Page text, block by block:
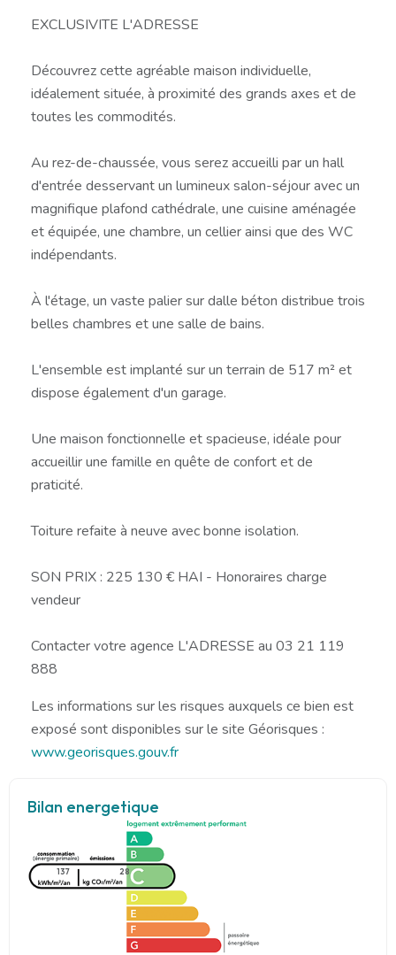
EXCLUSIVITE L'ADRESSE
Découvrez cette agréable maison individuelle,
idéalement située, à proximité des grands axes et de
toutes les commodités.
Au rez-de-chaussée, vous serez accueilli par un hall
d'entrée desservant un lumineux salon-séjour avec un
magnifique plafond cathédrale, une cuisine aménagée
et équipée, une chambre, un cellier ainsi que des WC
indépendants.
À l'étage, un vaste palier sur dalle béton distribue trois
belles chambres et une salle de bains.
L'ensemble est implanté sur un terrain de 517 m² et
dispose également d'un garage.
Une maison fonctionnelle et spacieuse, idéale pour
accueillir une famille en quête de confort et de
praticité.
Toiture refaite à neuve avec bonne isolation.
SON PRIX : 225 130 € HAI - Honoraires charge
vendeur
Contacter votre agence L'ADRESSE au 03 21 119
888
Les informations sur les risques auxquels ce bien est
exposé sont disponibles sur le site Géorisques :
www.georisques.gouv.fr
Bilan energetique
137 28